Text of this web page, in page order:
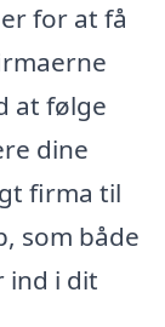
for at få
at følge
dine
firma til
som både
ind i dit